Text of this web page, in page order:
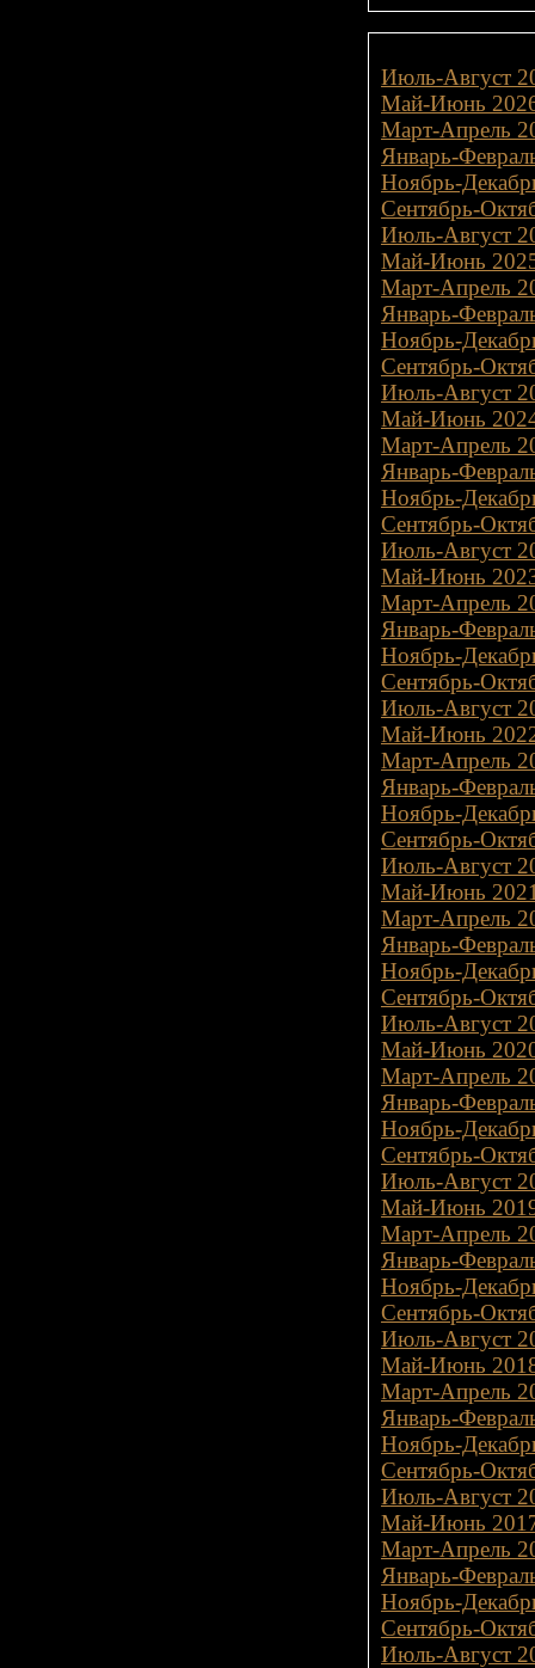
Июль-Август
Май-Июнь
Март-Апрель
Январь-
Ноябрь-
Сентябрь-
Июль-Август
Май-Июнь
Март-Апрель
Январь-
Ноябрь-
Сентябрь-
Июль-Август
Май-Июнь
Март-Апрель
Январь-
Ноябрь-
Сентябрь-
Июль-Август
Май-Июнь
Март-Апрель
Январь-
Ноябрь-
Сентябрь-
Июль-Август
Май-Июнь
Март-Апрель
Январь-
Ноябрь-
Сентябрь-
Июль-Август
Май-Июнь
Март-Апрель
Январь-
Ноябрь-
Сентябрь-
Июль-Август
Май-Июнь
Март-Апрель
Январь-
Ноябрь-
Сентябрь-
Июль-Август
Май-Июнь
Март-Апрель
Январь-
Ноябрь-
Сентябрь-
Июль-Август
Май-Июнь
Март-Апрель
Январь-
Ноябрь-
Сентябрь-
Июль-Август
Май-Июнь
Март-Апрель
Январь-
Ноябрь-
Сентябрь-
Июль-Август